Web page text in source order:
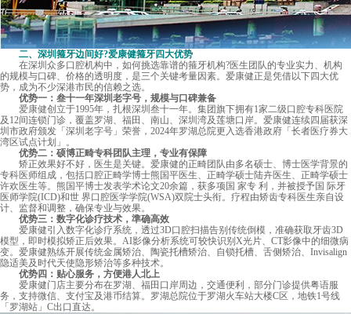
二、 深圳箍牙边间好?爱康健箍牙四大优势
在深圳众多口腔机构中，如何挑选靠谱的箍牙机构?医生团队的专业实力、机构
的规模与口碑、价格的透明度，是三个关键考量因素。爱康健正是凭借以下四大优
势，成为不少深港市民的信赖之选。
优势一：叁十一年深圳老字号，规模与口碑兼备
爱康健创立于1995年，扎根深圳叁十一年。集团旗下拥有1家二级口腔专科医院
及12间连锁门诊，覆盖罗湖、福田、南山、深圳湾及莲塘口岸。爱康健连续四届获深
圳市政府颁发「深圳老字号」荣誉，2024年罗湖总院更入选香港政府「长者医疗券大
湾区试点计划」。
优势二：硕博正畸专科团队主理，专业有保障
矫正效果好不好，医生是关键。爱康健的正畸团队由多名硕士、博士医学背景的
专科医师组成，包括口腔正畸学博士熊国平医生、正畸学硕士陆卉医生、正畸学硕士
许欢医生等。熊国平博士发表学术论文20余篇，获多项国 家专 利，并被授予国 际牙
医师学院(ICD)和世 界口腔医学学院(WSA)双院士头衔。疗程由矫齿专科医生亲自设
计、监督和调整，确保专业与效果。
优势三：数字化诊疗技术，準确高效
爱康健引入数字化诊疗系统，透过3D口腔扫描告别传统倒模，准确获取牙齿3D
模型，即时模拟矫正后效果。AI影像分析系统可较快识别X光片、CT影像中的细微病
变。爱康健熟练开展传统金属矫治、陶瓷托槽矫治、自锁托槽、舌侧矫治、Invisalign
隐适美及时代天使隐形矫治等多种技术。
优势四：贴心服务，方便港人北上
爱康健门店主要分布在罗湖、福田口岸周边，交通便利，部分门诊提供粤语服
务，支持微信、支付宝及港币结算。罗湖总院位于罗湖火车站大楼C区，地铁1号线
「罗湖站」C出口直达。